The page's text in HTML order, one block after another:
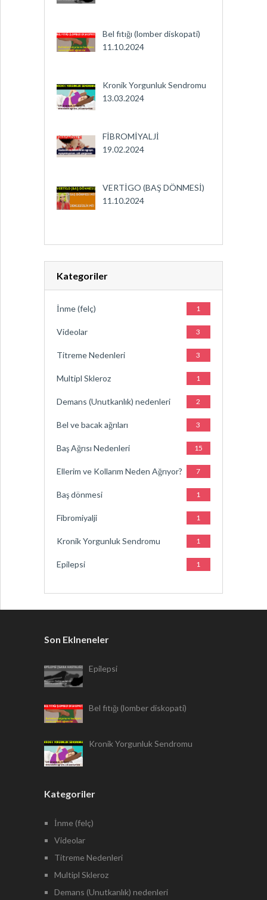
Bel fıtığı (lomber diskopati)
11.10.2024
Kronik Yorgunluk Sendromu
13.03.2024
FİBROMİYALJİ
19.02.2024
VERTİGO (BAŞ DÖNMESİ)
11.10.2024
Kategoriler
İnme (felç) 1
Videolar 3
Titreme Nedenleri 3
Multipl Skleroz 1
Demans (Unutkanlık) nedenleri 2
Bel ve bacak ağrıları 3
Baş Ağrısı Nedenleri 15
Ellerim ve Kollarım Neden Ağrıyor? 7
Baş dönmesi 1
Fibromiyalji 1
Kronik Yorgunluk Sendromu 1
Epilepsi 1
Son Eklneneler
Epilepsi
Bel fıtığı (lomber diskopati)
Kronik Yorgunluk Sendromu
Kategoriler
İnme (felç)
Videolar
Titreme Nedenleri
Multipl Skleroz
Demans (Unutkanlık) nedenleri